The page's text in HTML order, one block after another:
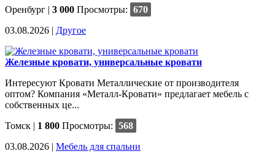
Оренбург | 3 000 Просмотры: 670
03.08.2026 | Другое
Железные кровати, универсальные кровати
Интересуют Кровати Металлические от производителя
оптом? Компания «Металл-Кровати» предлагает мебель с
собственных це...
Томск | 1 800 Просмотры: 568
03.08.2026 | Мебель для спальни